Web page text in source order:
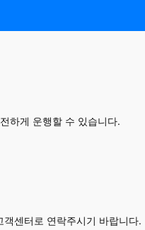
하게 운행할 수 있습니다.
센터로 연락주시기 바랍니다.